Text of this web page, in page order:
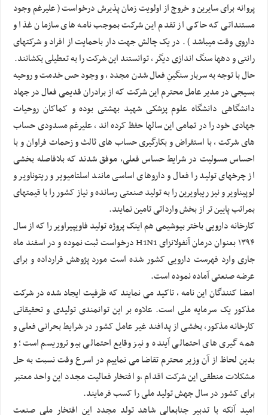
پروانه برای سایرین و خروج از اولویت زمان پذیرش درخواست ( علیرغم وجود
مستنداتی که حاکی از تقدم این شرکت بموجب نامه های سازمان غذا و
داروی وقت میباشد ) . در یک چالش جهت دار باحمایت از افراد و شرکتهای
رانتی و دهها سنگ اندازی دیگر ، توانستند این شرکت را به تعطیلی بکشانند.
حال با توجه به سربار سنگینِ فعال شدن مجدد ، و وجود حس خدمت و روحیه
بسیجی در مدیر عامل محترم این شرکت که از برادران قدیمی فعال در جهاد
دانشگاهی دانشگاه علوم پزشکی شهید بهشتی بوده و کماکان روحیات
جهادی خود را در تمامی این سالها حفظ کرده اند ، علیرغم مسدودی حساب
های شرکت ، با استقراض و بکارگیری حساب های ثالث و زحمات فراوان و با
احساس مسولیت در شرایط حساس فعلی، موفق شدند که بلافاصله بخشی
از چرخهای تولید را فعال و داروهای اساسی مانند اسلتامیویر و ریتوناویر و
لوپیناویر و نیز ریباویرین را به تولید صنعتی رسانده و نیاز کشور را با قیمتهای
بمراتب پایین تر از بخش وارداتی تامین نمایند.
کارخانه دارویی باختر بیوشیمی هم اینک پروژه تولید فاویپیراویر را که از سال
١٣٩۴ بعنوان درمان آنفولانزای H1N1 درخواست ثبت نموده و در اسفند ماه
جاری وارد فهرست دارویی کشور شده است مورد پژوهش قرارداده و برای
عرضه صنعتی آماده نموده است.
امضا کنندگان این نامه ، تاکید می نمایند که ظرفیت ایجاد شده در شرکت
مذکور یک سرمایه ملی است. علاوه بر این توانمندی تولیدی و تحقیقاتی
کارخانه مذکور، بخشی از پدافند غیر عامل کشور در شرایط بحرانی فعلی و
همه گیری های احتمالی آینده و نیز وقایع احتمالی بیو تروریسم است؛ و
بدین لحاظ از آن وزیر محترم تقاضا می نماییم در اسرع وقت نسبت به حل
مشکلات منطقی این شرکت اقدام ،و افتخار فعالیت مجدد این واحد معتبر
برای کشور در سال جهش تولید ملی را کسب فرمایند.
امید آنکه با تدبیر جنابعالی شاهد تولد مجدد این افتخار ملی صنعت